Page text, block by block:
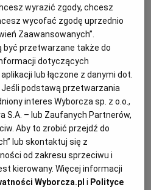
PRZETWORY
I INNE DODATKI
POLSKA
INDYJSKA
HISZPAŃSKA
NIEMIECKA
KALISZ
TV I VOD
ZDROWIE
DO CZYTANIA
EUROPA
OBCASY
SERWISY
z sosem
PRZEPISY
wyrazić zgody, chcesz
wycofać zgodę uprzednio
Zaawansowanych”.
być przetwarzane także do
dotyczących
lub łączone z danymi dot.
Jeśli podstawą przetwarzania
interes Wyborcza sp. z o.o.,
S.A. – lub Zaufanych Partnerów,
Aby to zrobić przejdź do
lub skontaktuj się z
od zakresu sprzeciwu i
kierowany. Więcej informacji
Wyborcza.pl i Polityce